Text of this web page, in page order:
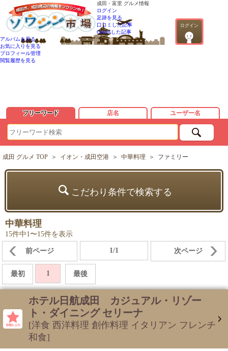
成田・富里 グルメ情報
ログイン
ログイン
足跡を見る
口コミした記事
QandAした記事
アルバムを見る
お気に入りを見る
プロフィール管理
閲覧履歴を見る
フリーワード 店名 ユーザー名
成田 グルメ TOP ＞ イオン・成田空港 ＞ 中華料理 ＞ ファミリー
こだわり条件で検索する
中華料理
15件中1〜15件を表示
前ページ 1/1 次ページ
最初 1 最後
ホテル日航成田 カジュアル・リゾー
ト・ダイニング セリーナ
[洋食 西洋料理 創作料理 イタリアン フレンチ
和食]